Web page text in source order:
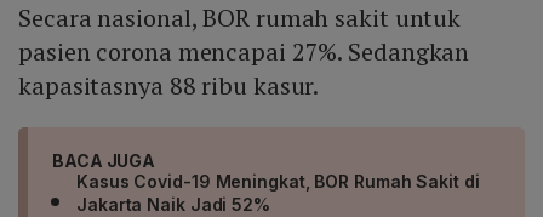
Secara nasional, BOR rumah sakit untuk
pasien corona mencapai 27%. Sedangkan
kapasitasnya 88 ribu kasur.
BACA JUGA
Kasus Covid-19 Meningkat, BOR Rumah Sakit di
Jakarta Naik Jadi 52%